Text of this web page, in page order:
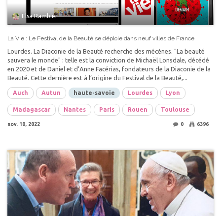
Elsa Rambier
La Vie : Le Festival de la Beauté se déploie dans neuf villes de France
Lourdes. La Diaconie de la Beauté recherche des mécènes. "La beauté
sauvera le monde" : telle est la conviction de Michaël Lonsdale, décédé
en 2020 et de Daniel et d’Anne Facérias, fondateurs de la Diaconie de la
Beauté. Cette dernière est à l’origine du Festival de la Beauté,...
Auch Autun haute-savoie Lourdes Lyon
Madagascar Nantes Paris Rouen Toulouse
nov. 10, 2022 0 6396